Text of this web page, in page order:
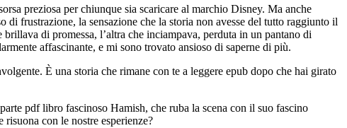
preziosa per chiunque sia scaricare al marchio Disney. Ma anche
frustrazione, la sensazione che la storia non avesse del tutto raggiunto il
di promessa, l’altra che inciampava, perduta in un pantano di
affascinante, e mi sono trovato ansioso di saperne di più.
È una storia che rimane con te a leggere epub dopo che hai girato
pdf libro fascinoso Hamish, che ruba la scena con il suo fascino
con le nostre esperienze?